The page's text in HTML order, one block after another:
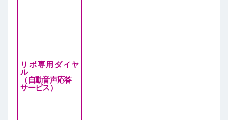
リボ専用ダイヤ
ル
（自動音声応答
サービス）